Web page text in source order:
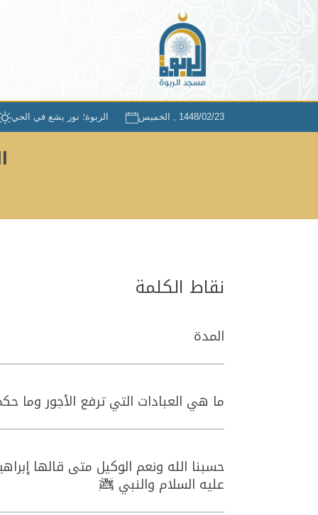
1448/02/23 , الخميس الربوة؛ نور يشع في الحي
نقاط الكلمة
المدة
ما هي العبادات التي ترفع الأجور وما
حسبنا الله ونعم الوكيل متى قالها
عليه السلام والنبي ﷺ